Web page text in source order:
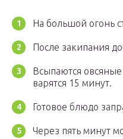
На большой огонь
После закипания
Всыпаются
варятся 15 минут.
Готовое блюдо
Через пять минут